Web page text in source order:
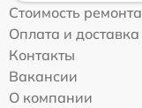
Стоимость ремонта
Оплата и доставка
Контакты
Вакансии
О компании